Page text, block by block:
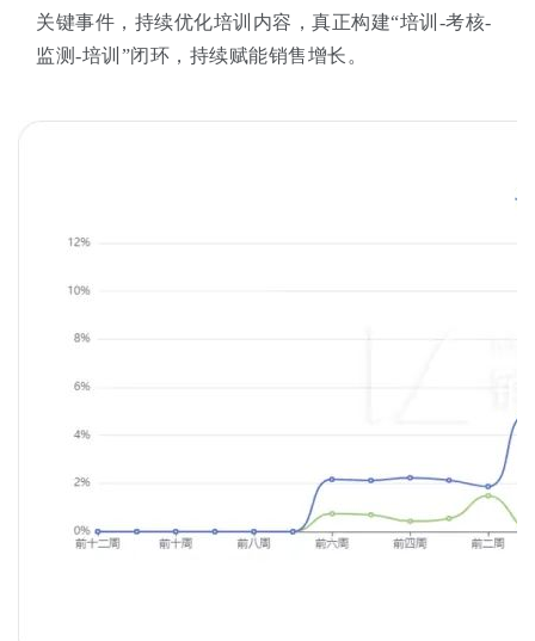
关键事件，持续优化培训内容，真正构建“培训-考核-
监测-培训”闭环，持续赋能销售增长。